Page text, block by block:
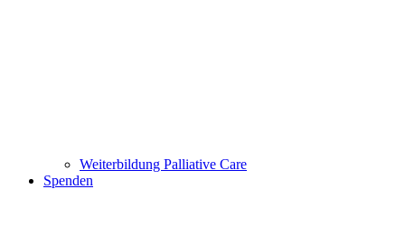
Weiterbildung Palliative Care
Spenden